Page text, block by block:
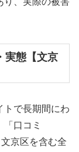
実態【文京
トで長期間にわ
口コミ
京区を含む全